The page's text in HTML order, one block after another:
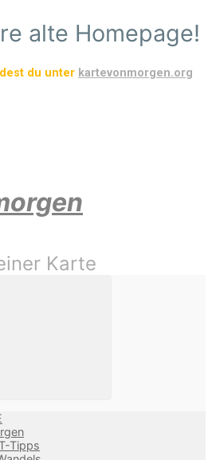
alte Homepage!
du unter kartevonmorgen.org
Karte
Tipps